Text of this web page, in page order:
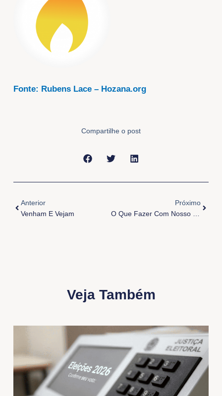
Fonte: Rubens Lace – Hozana.org
Compartilhe o post
Anterior
Venham E Vejam
Próximo
Veja Também